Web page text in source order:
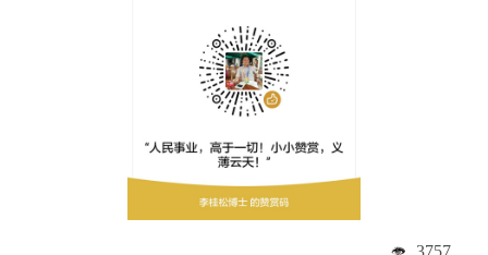
3757